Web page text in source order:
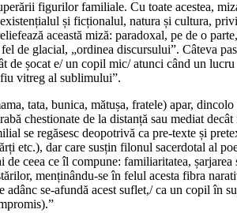
figurilor familiale. Cu toate acestea,
și ficționalul, natura și cultura,
această miză: paradoxal, pe de o
de glacial, „ordinea discursului”. Câteva
de șocat e/ un copil mic/ atunci când un
vitreg al sublimului”.
tata, bunica, mătușa, fratele) apar,
chestionate de la distanță sau mediat
se regăsesc deopotrivă ca pre-texte și
etc.), dar care susțin filonul sacerdotal al
ceea ce îl compune: familiaritatea,
menținându-se în felul acesta fibra
se-afundă acest suflet,/ ca un copil în